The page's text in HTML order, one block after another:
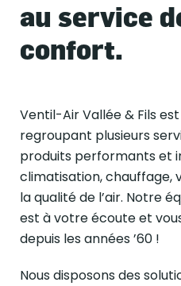
au service
confort.
Ventil-Air Vallée & Fils
regroupant plusieurs
produits performants et
climatisation, chauffage,
la qualité de l’air. Notre
est à votre écoute et
depuis les années ’60 !
Nous disposons des